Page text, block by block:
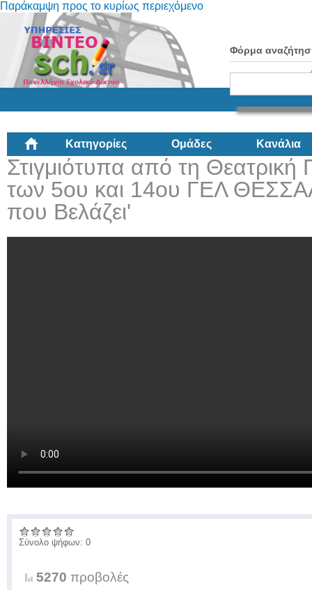
Παράκαμψη προς το κυρίως περιεχόμενο
Φόρμα
Κατηγορίες Ομάδες Κανάλια
Στιγμιότυπα από τη
των 5ου και 14ου ΓΕΛ
που Βελάζει'
Σύνολο ψήφων: 0
5270 προβολές